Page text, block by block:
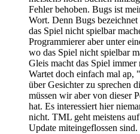
Fehler behoben. Bugs ist
Wort. Denn Bugs
das Spiel nicht spielbar
Programmierer aber unter
wo das Spiel nicht spielbar
Gleis macht das Spiel immer
Wartet doch einfach mal ap,
über Gesichter zu sprechen
müssen wir aber von dieser
hat. Es interessiert hier
nicht. TML geht meistens
Update miteingeflossen sind.